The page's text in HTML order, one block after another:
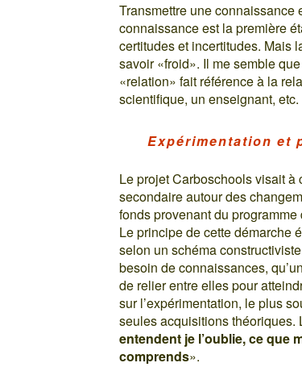
Transmettre une connaissance
connaissance est la première
certitudes et incertitudes. Mais
savoir «froid». Il me semble
«relation» fait référence à la
scientifique, un enseignant, etc.
Expérimentation et
Le projet Carboschools visait à
secondaire autour des
fonds provenant du
Le principe de cette démarche
selon un schéma
besoin de connaissances,
de relier entre elles pour
sur l’expérimentation, le plus
seules acquisitions théoriques.
entendent je l’oublie, ce que
comprends».